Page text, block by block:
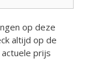
op deze
altijd op de
prijs